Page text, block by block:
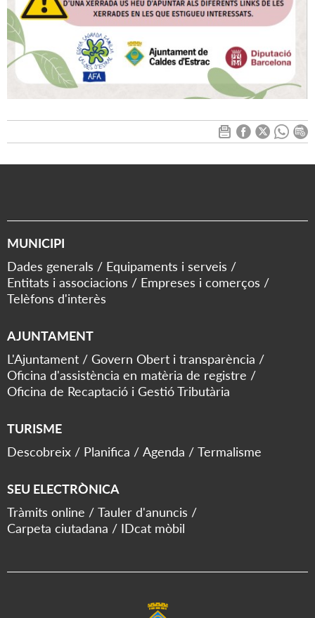
MUNICIPI
Dades generals
Equipaments i serveis
Entitats i associacions
Empreses i comerços
Telèfons d'interès
AJUNTAMENT
L'Ajuntament
Govern Obert i transparència
Oficina d'assistència en matèria de registre
Oficina de Recaptació i Gestió Tributària
TURISME
Descobreix
Planifica Agenda Termalisme
SEU ELECTRÒNICA
Tràmits online
Tauler d'anuncis
Carpeta ciutadana
IDcat mòbil